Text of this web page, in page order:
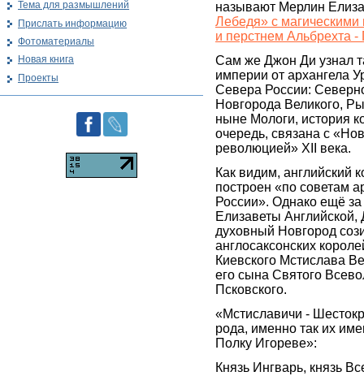
называют Мерлин
Лебедя» с
и перстнем Альбрехта -
Сам же Джон Ди узнал
империи от архангела
Севера России:
Новгорода Великого,
ныне Мологи, история
очередь, связана с
революцией» XII века.
Как видим, английский
построен «по советам
России». Однако ещё
Елизаветы
духовный Новгород
англосаксонских
Киевского Мстислава
его сына Святого
Псковского.
«Мстиславичи -
рода, именно так их
Полку Игореве»:
Князь Ингварь, князь
Тема для размышлений
Прислать информацию
Фотоматериалы
Новая книга
Проекты